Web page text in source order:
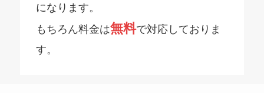
になります。
もちろん料金は無料で対応しておりま
す。